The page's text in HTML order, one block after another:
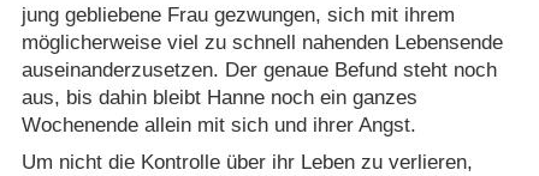
jung gebliebene Frau gezwungen, sich mit ihrem
möglicherweise viel zu schnell nahenden Lebensende
auseinanderzusetzen. Der genaue Befund steht noch
aus, bis dahin bleibt Hanne noch ein ganzes
Wochenende allein mit sich und ihrer Angst.
Um nicht die Kontrolle über ihr Leben zu verlieren,